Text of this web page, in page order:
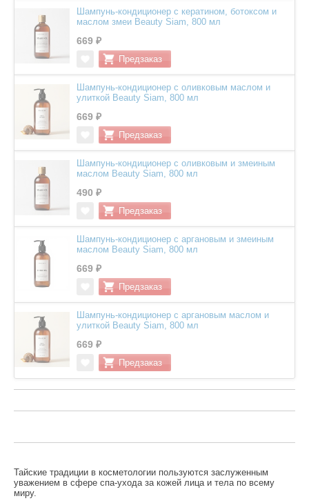
Шампунь-кондиционер с кератином, ботоксом и
маслом змеи Beauty Siam, 800 мл
669 ₽
Шампунь-кондиционер с оливковым маслом и
улиткой Beauty Siam, 800 мл
669 ₽
Шампунь-кондиционер с оливковым и змеиным
маслом Beauty Siam, 800 мл
490 ₽
Шампунь-кондиционер с аргановым и змеиным
маслом Beauty Siam, 800 мл
669 ₽
Шампунь-кондиционер с аргановым маслом и
улиткой Beauty Siam, 800 мл
669 ₽
Тайские традиции в косметологии пользуются заслуженным
уважением в сфере спа-ухода за кожей лица и тела по всему
миру.